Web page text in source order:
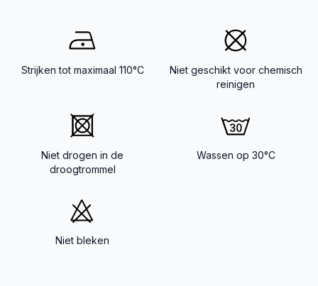
Strijken tot maximaal 110°C
Niet geschikt voor chemisch
reinigen
Niet drogen in de
droogtrommel
Wassen op 30°C
Niet bleken